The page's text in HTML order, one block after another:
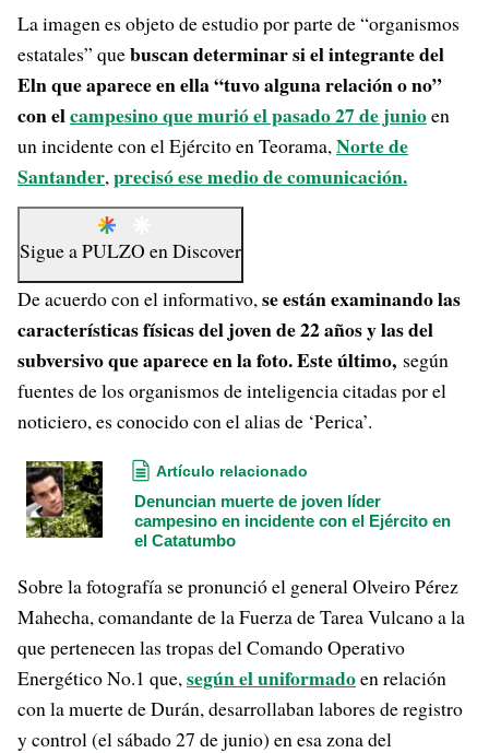
La imagen es objeto de estudio por parte de “organismos
estatales” quebuscan determinar si el integrante del
Eln que aparece en ella “tuvo alguna relación o no”
con elcampesino que murió el pasado 27 de junioen
un incidente con el Ejército en Teorama,Norte de
Santander,precisó ese medio de comunicación.
Sigue aPULZO enDiscover
De acuerdo con el informativo,se están examinando las
características físicas del joven de 22 años y las del
subversivo que aparece en la foto. Este último, según
fuentes de los organismos de inteligencia citadas por el
noticiero, es conocido con el alias de ‘Perica’.
Artículo relacionado
Denuncian muerte de joven líder
campesino en incidente con el Ejército en
el Catatumbo
Sobre la fotografía se pronunció el general Olveiro Pérez
Mahecha, comandante de la Fuerza de Tarea Vulcano a la
que pertenecen las tropas del Comando Operativo
Energético No.1 que,según el uniformadoen relación
con la muerte de Durán, desarrollaban labores de registro
y control (el sábado 27 de junio) en esa zona del